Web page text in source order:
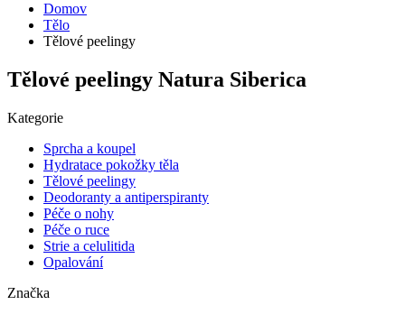
Domov
Tělo
Tělové peelingy
Tělové peelingy Natura Siberica
Kategorie
Sprcha a koupel
Hydratace pokožky těla
Tělové peelingy
Deodoranty a antiperspiranty
Péče o nohy
Péče o ruce
Strie a celulitida
Opalování
Značka